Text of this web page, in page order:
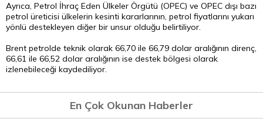
Ayrıca, Petrol İhraç Eden Ülkeler Örgütü (OPEC) ve OPEC dışı bazı
petrol üreticisi ülkelerin kesinti kararlarının, petrol fiyatlarını yukarı
yönlü destekleyen diğer bir unsur olduğu belirtiliyor.
Brent petrolde teknik olarak 66,70 ile 66,79 dolar aralığının direnç,
66,61 ile 66,52 dolar aralığının ise destek bölgesi olarak
izlenebileceği kaydediliyor.
En Çok Okunan Haberler